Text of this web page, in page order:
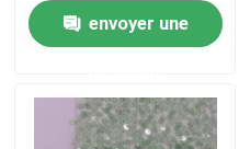
A propos de nous
envoyer une